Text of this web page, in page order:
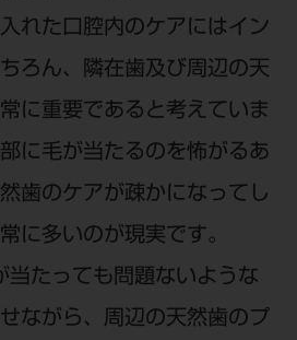
れた口腔内のケアにはイン
ろん、隣在歯及び周辺の天
に重要であると考えていま
に毛が当たるのを怖がるあ
歯のケアが疎かになってし
に多いのが現実です。
当たっても問題ないような
ながら、周辺の天然歯のプ